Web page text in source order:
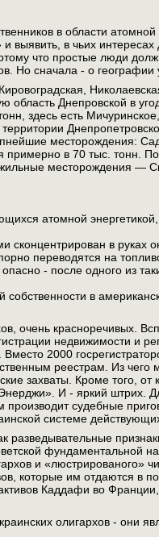
в области
выявить, в чьих
что простые люди
Но сначала - о
область Днепровской в
здесь есть
месторождения:
в 70 тыс. тонн.
месторождения —
атомной
в руках
переводятся на
- после одного из
собственности в
очень красноречивых.
недвижимости и
2000
реестрам. Из чего
захваты. Кроме того,
И - яркий штрих.
производит судебные
системе действующих
разведывательные
фундаментальной
и «люстрированого»
которые им отдаются в
Каддафи во
олигархов -